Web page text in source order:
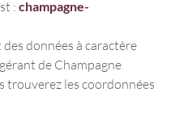
: champagne-
données à caractère
de Champagne
trouverez les coordonnées